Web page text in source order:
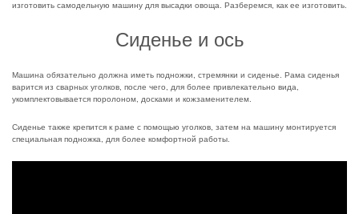
изготовить самодельную машину для высадки овоща. Разберемся, как ее изготовить.
Сиденье и ось
Машина обязательно должна иметь подножки, стремянки и сиденье. Рама сиденья
варится из сварных уголков, после чего, для более привлекательно вида,
укомплектовывается поролоном, досками и кожзаменителем.
Сиденье также крепится к раме с помощью уголков, затем на машину монтируется
специальная подножка, для более комфортной работы.